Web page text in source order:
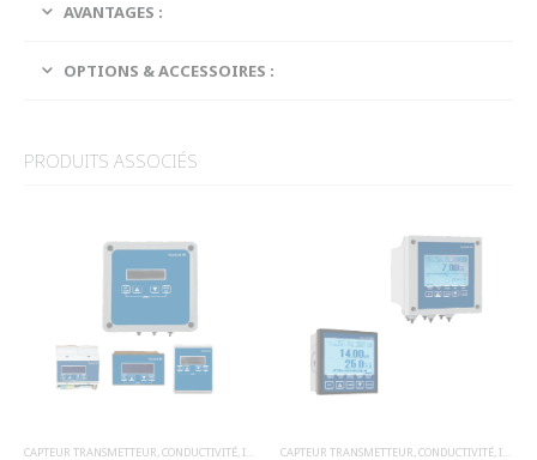
AVANTAGES :
OPTIONS & ACCESSOIRES :
PRODUITS ASSOCIÉS
CAPTEUR TRANSMETTEUR,CONDUCTIVITÉ, INSTRUMENTATION ,PHYSICO-CHIMIQUE
CAPTEUR TRANSMETTEUR,CONDUCTIVITÉ, INSTRUMENTATION